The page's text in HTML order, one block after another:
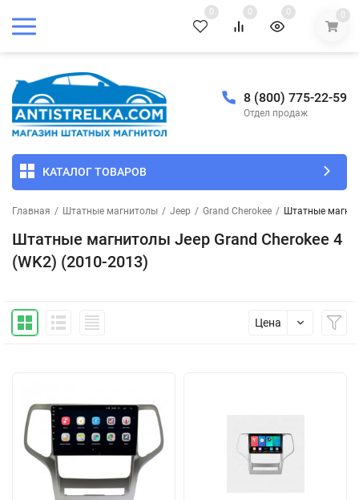
0 0 0 0
8 (800) 775-22-59
Отдел продаж
КАТАЛОГ ТОВАРОВ
Главная / Штатные магнитолы / Jeep / Grand Cherokee / Штатные
Штатные магнитолы Jeep Grand Cherokee 4
(WK2) (2010-2013)
Цена